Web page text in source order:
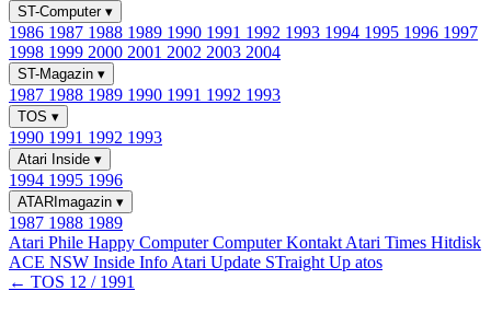
ST-Computer ▾
1986 1987 1988 1989 1990 1991 1992 1993 1994 1995 1996 1997
1998 1999 2000 2001 2002 2003 2004
ST-Magazin ▾
1987 1988 1989 1990 1991 1992 1993
TOS ▾
1990 1991 1992 1993
Atari Inside ▾
1994 1995 1996
ATARImagazin ▾
1987 1988 1989
Atari Phile Happy ComputerComputer Kontakt Atari Times Hitdisk
ACE NSW Inside Info Atari Update STraight Up atos
← TOS 12 / 1991